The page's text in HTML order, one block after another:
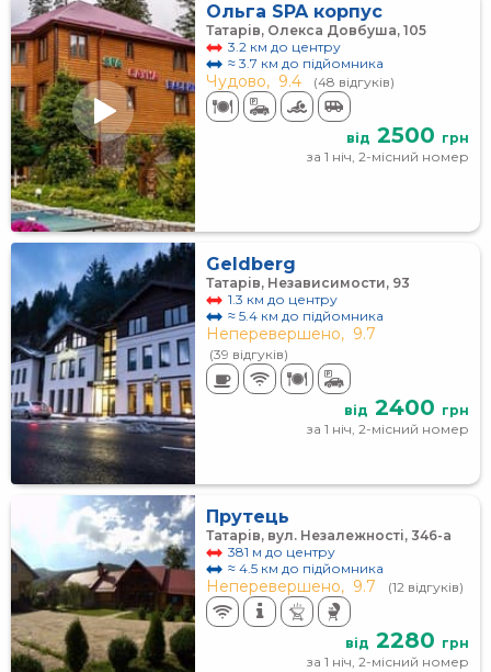
Ольга SPA корпус
Татарів, Олекса Довбуша, 105
3.2 км до центру
≈ 3.7 км до підйомника
Чудово, 9.4 (48 відгуків)
від 2500 грн
за 1 ніч, 2-місний номер
Geldberg
Татарів, Независимости, 93
1.3 км до центру
≈ 5.4 км до підйомника
Неперевершено, 9.7
(39 відгуків)
від 2400 грн
за 1 ніч, 2-місний номер
Прутець
Татарів, вул. Незалежності, 346-а
381 м до центру
≈ 4.5 км до підйомника
Неперевершено, 9.7 (12 відгуків)
від 2280 грн
за 1 ніч, 2-місний номер